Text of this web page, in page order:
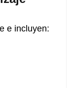
e incluyen: